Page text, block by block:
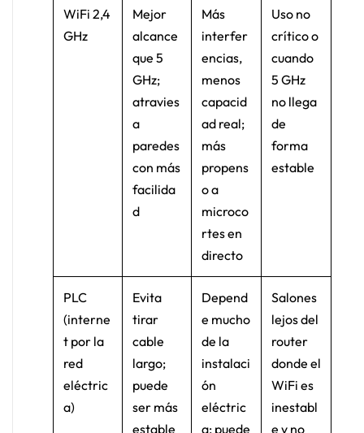
WiFi 2,4
GHz
Mejor
alcance
que 5
GHz;
atravies
a
paredes
con más
facilida
d
Más
interfer
encias,
menos
capacid
ad real;
más
propens
o a
microco
rtes en
directo
Uso no
crítico o
cuando
5 GHz
no llega
de
forma
estable
PLC
(interne
t por la
red
eléctric
a)
Evita
tirar
cable
largo;
puede
ser más
estable
Depend
e mucho
de la
instalaci
ón
eléctric
a; puede
Salones
lejos del
router
donde el
WiFi es
inestabl
e y no